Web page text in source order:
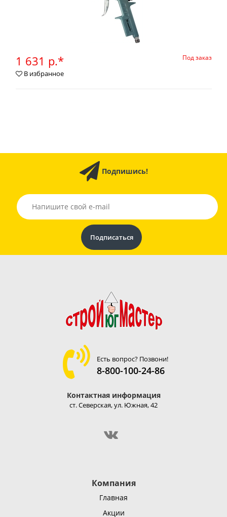
1 631 р.* Под заказ
В избранное
Подпишись!
Есть вопрос? Позвони!
8-800-100-24-86
Контактная информация
ст. Северская, ул. Южная, 42
Компания
Главная
Акции